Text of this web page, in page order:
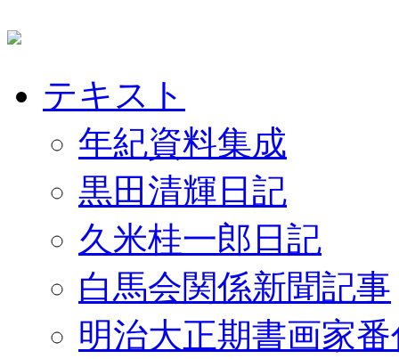
テキスト
年紀資料集成
黒田清輝日記
久米桂一郎日記
白馬会関係新聞記事
明治大正期書画家